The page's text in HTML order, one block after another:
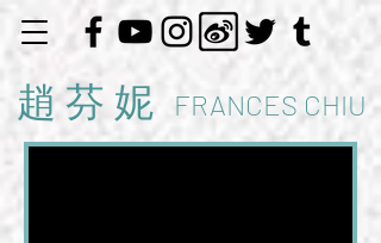
趙 芬 妮 FRANCES CHIU